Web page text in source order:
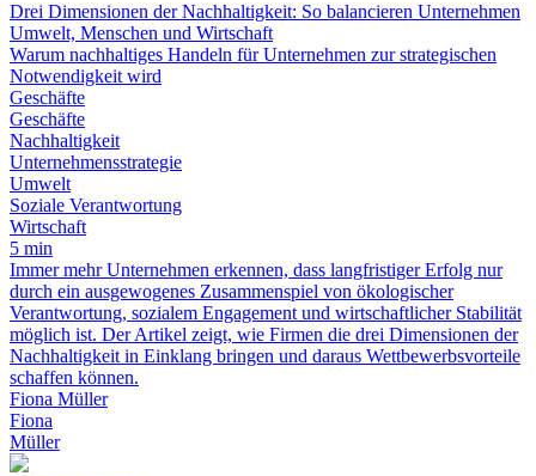
Drei Dimensionen der Nachhaltigkeit: So balancieren Unternehmen
Umwelt, Menschen und Wirtschaft
Warum nachhaltiges Handeln für Unternehmen zur strategischen
Notwendigkeit wird
Geschäfte
Geschäfte
Nachhaltigkeit
Unternehmensstrategie
Umwelt
Soziale Verantwortung
Wirtschaft
5 min
Immer mehr Unternehmen erkennen, dass langfristiger Erfolg nur
durch ein ausgewogenes Zusammenspiel von ökologischer
Verantwortung, sozialem Engagement und wirtschaftlicher Stabilität
möglich ist. Der Artikel zeigt, wie Firmen die drei Dimensionen der
Nachhaltigkeit in Einklang bringen und daraus Wettbewerbsvorteile
schaffen können.
Fiona Müller
Fiona
Müller